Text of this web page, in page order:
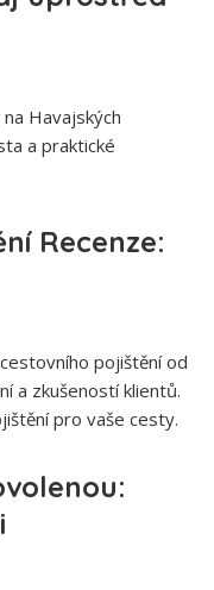
Havajských
a praktické
Recenze:
pojištění od
a zkušeností klientů.
pro vaše cesty.